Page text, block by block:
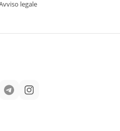
legale